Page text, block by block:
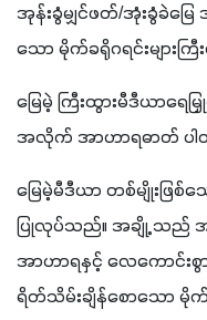
အုန်းခွံမျှင်ဖတ်/အုံးခွံခဲမြေ
သော မိုက်ခရိုဂရင်းများက
မြေမဲ့ ကြီးထွားမီဒီယာရေ
အလိုက် အာဟာရဓာတ် ပါဝ
မြေမဲ့မီဒီယာ တစ်မျိုးဖြစ်
ပြုလုပ်သည်။ အချို့ သည် အု
အာဟာရနှင့် လေကောင်းစွ
ရိတ်သိမ်းချိန်စောသော မို